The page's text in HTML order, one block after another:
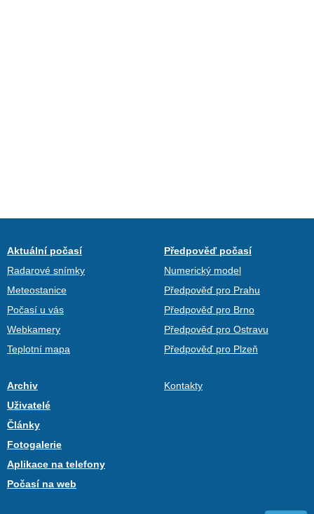
Aktuální počasí
Radarové snímky
Meteostanice
Počasí u vás
Webkamery
Teplotní mapa
Předpověď počasí
Numerický model
Předpověď pro Prahu
Předpověď pro Brno
Předpověď pro Ostravu
Předpověď pro Plzeň
Archiv
Uživatelé
Články
Fotogalerie
Aplikace na telefony
Počasí na web
Kontakty